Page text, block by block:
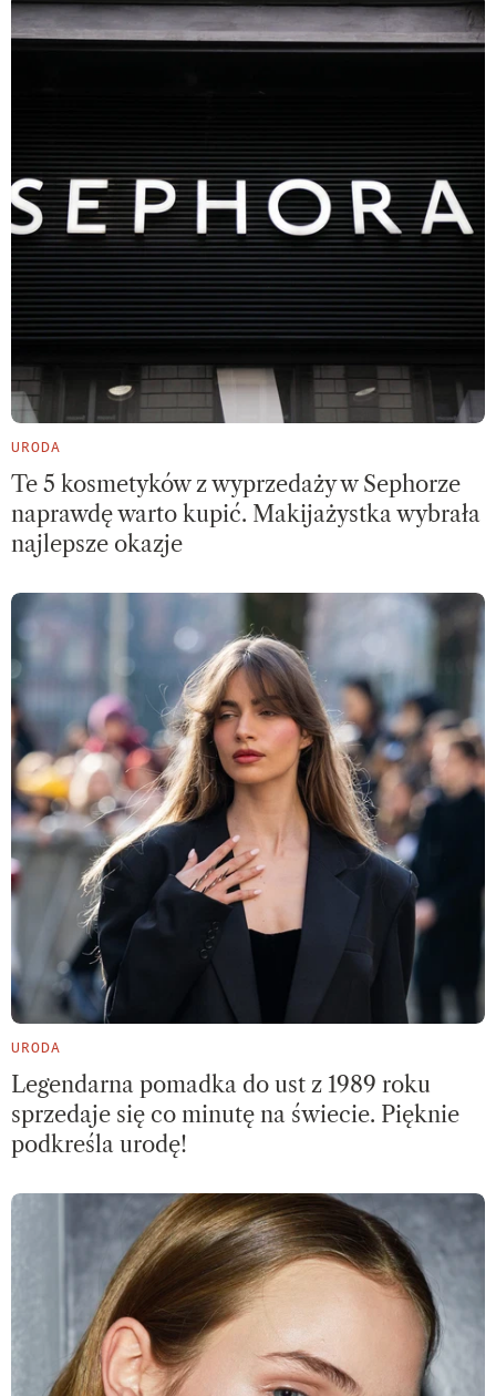
URODA
Te 5 kosmetyków z wyprzedaży w Sephorze
naprawdę warto kupić. Makijażystka wybrała
najlepsze okazje
URODA
Legendarna pomadka do ust z 1989 roku
sprzedaje się co minutę na świecie. Pięknie
podkreśla urodę!